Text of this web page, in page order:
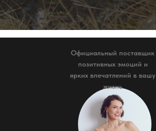
Официальный поставщик
позитивных эмоций и
ярких впечатлений в вашу
жизнь